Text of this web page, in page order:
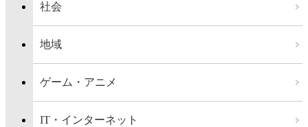
社会
地域
ゲーム・アニメ
IT・インターネット